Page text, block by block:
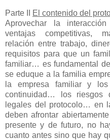
Parte II
El contenido del
Aprovechar la
ventajas competitivas,
relación entre trabajo,
requisitos para que un
familiar… es fundamental
se eduque a la familia
la empresa familiar y
continuidad… los riesgos
legales del protocolo… en
deben afrontar
presente y de futuro, no
cuanto antes sino que hay